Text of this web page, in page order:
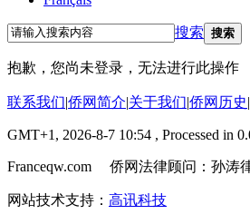
搜索 搜索
抱歉，您尚未登录，无法进行此操作
联系我们|侨网简介|关于我们|侨网历史|
GMT+1, 2026-8-7 10:54 , Processed in
Franceqw.com 侨网法律顾问：孙涛
网站技术支持： 高讯科技